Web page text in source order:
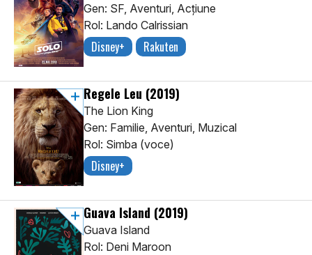
Gen: SF, Aventuri, Acţiune
Rol: Lando Calrissian
Disney+ Rakuten
Regele Leu (2019)
The Lion King
Gen: Familie, Aventuri, Muzical
Rol: Simba (voce)
Disney+
Guava Island (2019)
Guava Island
Rol: Deni Maroon